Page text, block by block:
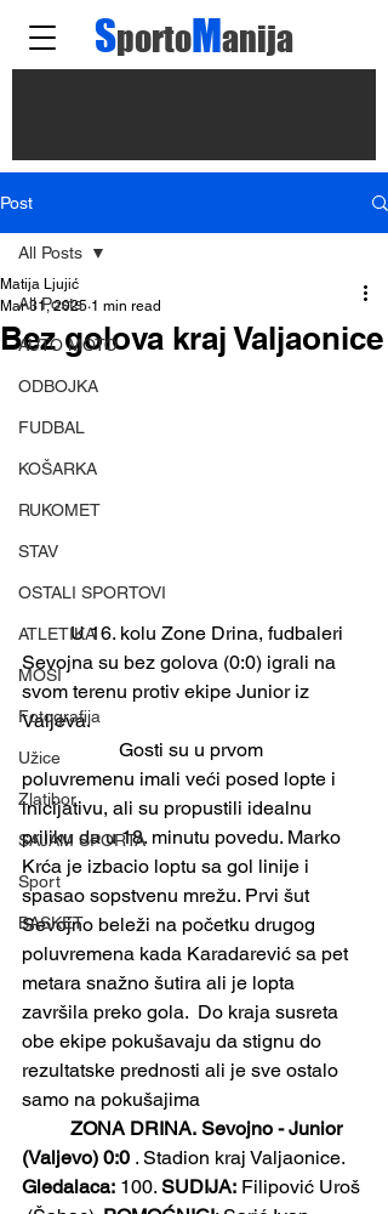
SportoManija
Post
All Posts
AUTO MOTO
ODBOJKA
FUDBAL
KOŠARKA
RUKOMET
STAV
OSTALI SPORTOVI
ATLETIKA
MOSI
Fotografija
Užice
Zlatibor
SAJAM SPORTA
Sport
BASKET
All Posts
Bez golova kraj Valjaonice
Matija Ljujić
Mar 31, 2025 1 min read
	U 16. kolu Zone Drina, fudbaleri
Sevojna su bez golova (0:0) igrali na
svom terenu protiv ekipe Junior iz
Valjeva.
		Gosti su u prvom
poluvremenu imali veći posed lopte i
inicijativu, ali su propustili idealnu
priliku da u 18. minutu povedu. Marko
Krća je izbacio loptu sa gol linije i
spasao sopstvenu mrežu. Prvi šut
Sevojno beleži na početku drugog
poluvremena kada Karadarević sa pet
metara snažno šutira ali je lopta
završila preko gola.  Do kraja susreta
obe ekipe pokušavaju da stignu do
rezultatske prednosti ali je sve ostalo
samo na pokušajima
	ZONA DRINA.
Sevojno - Junior
(Valjevo) 0:0 . Stadion kraj Valjaonice.
Gledalaca: 100. SUDIJA: Filipović Uroš